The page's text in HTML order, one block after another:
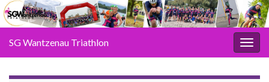
SG Wantzenau Triathlon